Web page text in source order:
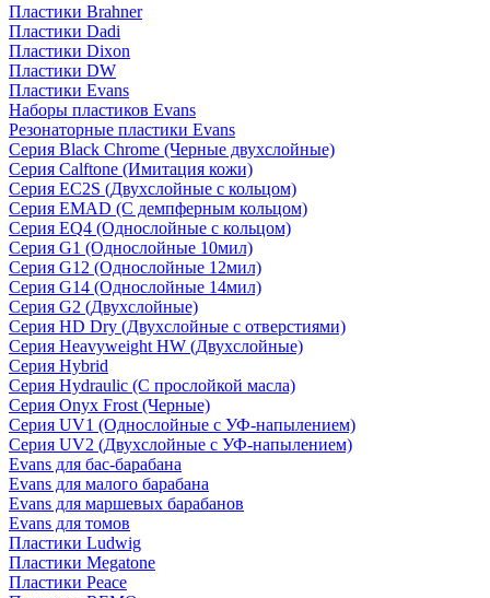
Пластики Brahner
Пластики Dadi
Пластики Dixon
Пластики DW
Пластики Evans
Наборы пластиков Evans
Резонаторные пластики Evans
Серия Black Chrome (Черные двухслойные)
Серия Calftone (Имитация кожи)
Серия EC2S (Двухслойные с кольцом)
Серия EMAD (С демпферным кольцом)
Серия EQ4 (Однослойные с кольцом)
Серия G1 (Однослойные 10мил)
Серия G12 (Однослойные 12мил)
Серия G14 (Однослойные 14мил)
Серия G2 (Двухслойные)
Серия HD Dry (Двухслойные с отверстиями)
Серия Heavyweight HW (Двухслойные)
Серия Hybrid
Серия Hydraulic (С прослойкой масла)
Серия Onyx Frost (Черные)
Серия UV1 (Однослойные с УФ-напылением)
Серия UV2 (Двухслойные с УФ-напылением)
Evans для бас-барабана
Evans для малого барабана
Evans для маршевых барабанов
Evans для томов
Пластики Ludwig
Пластики Megatone
Пластики Peace